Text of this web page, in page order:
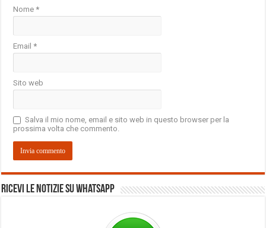
Nome*
Email*
Sito web
Salva il mio nome, email e sito web in questo browser per la
prossima volta che commento.
Ricevi le notizie su Whatsapp